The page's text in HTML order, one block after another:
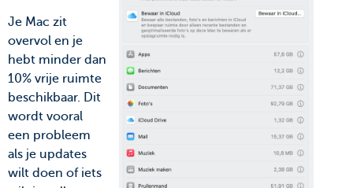
Je Mac zit
overvol en je
hebt minder dan
10% vrije ruimte
beschikbaar. Dit
wordt vooral
een probleem
als je updates
wilt doen of iets